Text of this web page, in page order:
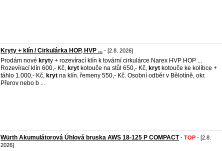
Kryty + klín / Cirkulárka HOP, HVP ... - [2.8. 2026]
Prodám nové kryty + rozevírací klín k tovární cirkulárce Narex HVP HOP ...
Rozevírací klín 600,- Kč, kryt kotouče na stůl 650,- Kč, kryt kotouče ke kolíbce +
táhlo 1.000,- Kč, kryt na klín. řemeny 550,- Kč. Osobní odběr v Bělotíně, okr.
Přerov nebo b ...
Würth Akumulátorová Úhlová bruska AWS 18-125 P COMPACT- TOP - [2.8.
2026]